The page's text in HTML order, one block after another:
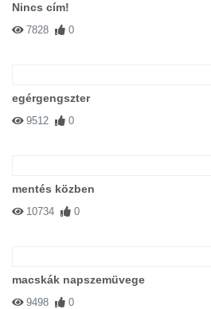
Nincs cím!
7828 0
egérgengszter
9512 0
mentés közben
10734 0
macskák napszemüvege
9498 0